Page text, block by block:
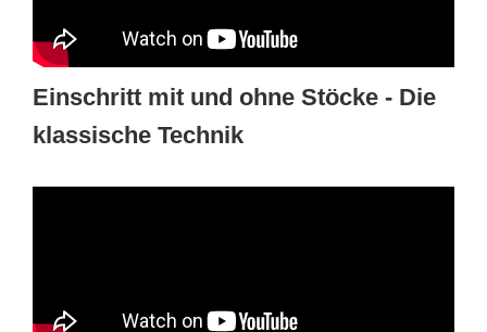
Einschritt mit und ohne Stöcke - Die
klassische Technik